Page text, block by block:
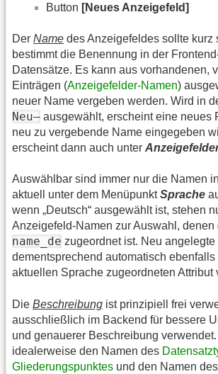
Button [Neues Anzeigefeld]
Der Name des Anzeigefeldes sollte kurz
bestimmt die Benennung in der
Datensätze. Es kann aus vorhandenen,
Einträgen (Anzeigefelder-Namen)
neuer Name vergeben werden. Wird in
Neu— ausgewählt, erscheint eine neues
neu zu vergebende Name eingegeben
erscheint dann auch unter
Auswählbar sind immer nur die Namen
aktuell unter dem MenüpunktSprache
wenn „Deutsch“ ausgewählt ist, stehen
Anzeigefeld-Namen zur Auswahl,
name_de zugeordnet ist. Neu
dementsprechend automatisch ebenfalls
aktuellen Sprache zugeordneten Attribut
Die Beschreibung ist prinzipiell frei
ausschließlich im Backend für bessere
und genauerer Beschreibung
idealerweise den Namen des
Gliederungspunktes und den Namen